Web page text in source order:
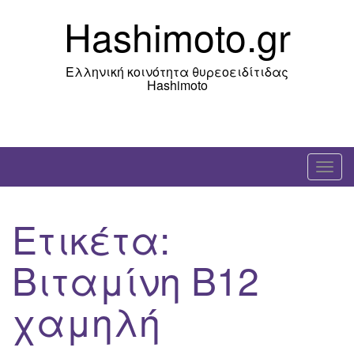
Hashimoto.gr
Ελληνική κοινότητα θυρεοειδίτιδας
Hashimoto
T
o
Ετικέτα:
Βιταμίνη Β12
χαμηλή